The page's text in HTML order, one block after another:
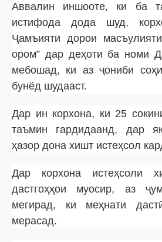
Аввалин иншооте, ки ба
истифода дода шуд,
Ҷамъияти дорои
ором” дар деҳоти ба номи
мебошад, ки аз ҷониби
бунёд шудааст.
Дар ин корхона, ки 25
таъмин гардидаанд, дар
ҳазор дона хишт истеҳсол
Дар корхона истеҳсоли
дастгоҳҳои муосир, аз
мегирад, ки меҳнати
мерасад.